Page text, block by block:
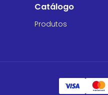
Catálogo
Produtos